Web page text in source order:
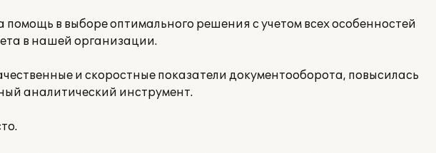
в выборе оптимального решения с учетом всех особенностей
в нашей организации.
и скоростные показатели документооборота, повысилась
аналитический инструмент.